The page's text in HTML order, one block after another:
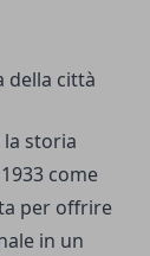
della città
storia
come
per offrire
in un